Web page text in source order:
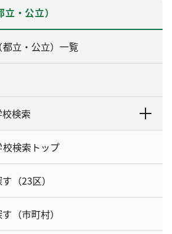
・公立）
立・公立）一覧
検索
検索トップ
（23区）
（市町村）